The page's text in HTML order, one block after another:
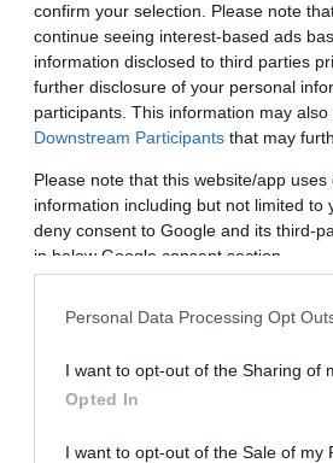
confirm your selection. Please note
continue seeing interest-based ads
information disclosed to third parties
further disclosure of your personal
participants. This information may
Downstream Participants that may
Please note that this website/app
information including but not limited to
deny consent to Google and its third-
in below Google consent section.
Personal Data Processing Opt
I want to opt-out of the Sharing of
Opted In
I want to opt-out of the Sale of my